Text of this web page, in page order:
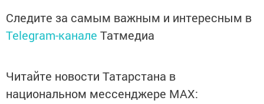
Следите за самым важным и интересным в
Telegram-канале Татмедиа
Читайте новости Татарстана в
национальном мессенджере MАХ: